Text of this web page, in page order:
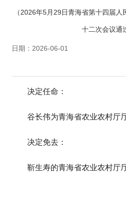
（2026年5月29日青海省第十四届
十二次会议通
日期：2026-06-01
决定任命：
谷长伟为青海省农业农村厅
决定免去：
靳生寿的青海省农业农村厅